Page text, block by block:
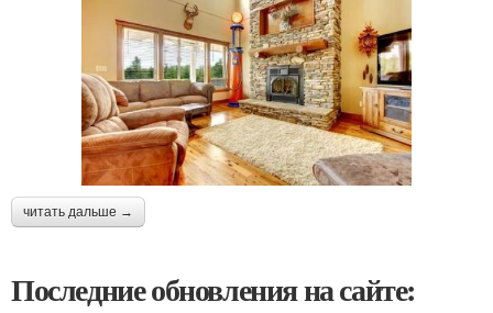
читать дальше →
Последние обновления на сайте: